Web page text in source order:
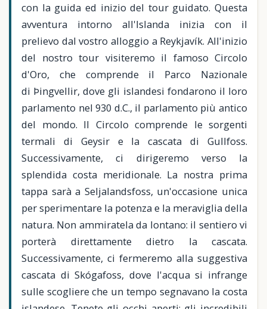
con la guida ed inizio del tour guidato. Questa
avventura intorno all'Islanda inizia con il
prelievo dal vostro alloggio a Reykjavík. All'inizio
del nostro tour visiteremo il famoso Circolo
d'Oro, che comprende il Parco Nazionale
di Þingvellir, dove gli islandesi fondarono il loro
parlamento nel 930 d.C., il parlamento più antico
del mondo. Il Circolo comprende le sorgenti
termali di Geysir e la cascata di Gullfoss.
Successivamente, ci dirigeremo verso la
splendida costa meridionale. La nostra prima
tappa sarà a Seljalandsfoss, un'occasione unica
per sperimentare la potenza e la meraviglia della
natura. Non ammiratela da lontano: il sentiero vi
porterà direttamente dietro la cascata.
Successivamente, ci fermeremo alla suggestiva
cascata di Skógafoss, dove l'acqua si infrange
sulle scogliere che un tempo segnavano la costa